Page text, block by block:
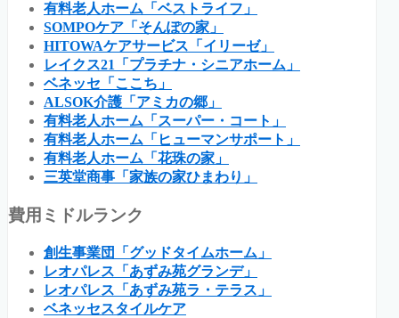
有料老人ホーム「ベストライフ」
SOMPOケア「そんぽの家」
HITOWAケアサービス「イリーゼ」
レイクス21「プラチナ・シニアホーム」
ベネッセ「ここち」
ALSOK介護「アミカの郷」
有料老人ホーム「スーパー・コート」
有料老人ホーム「ヒューマンサポート」
有料老人ホーム「花珠の家」
三英堂商事「家族の家ひまわり」
費用ミドルランク
創生事業団「グッドタイムホーム」
レオパレス「あずみ苑グランデ」
レオパレス「あずみ苑ラ・テラス」
ベネッセスタイルケア